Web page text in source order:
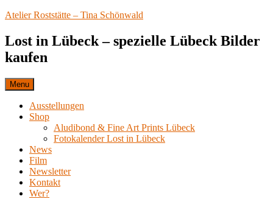
Skip
content
Atelier Roststätte – Tina Schönwald
Lost in Lübeck – spezielle Lübeck Bilder
kaufen
Menu
Ausstellungen
Shop
Aludibond & Fine Art Prints Lübeck
Fotokalender Lost in Lübeck
News
Film
Newsletter
Kontakt
Wer?